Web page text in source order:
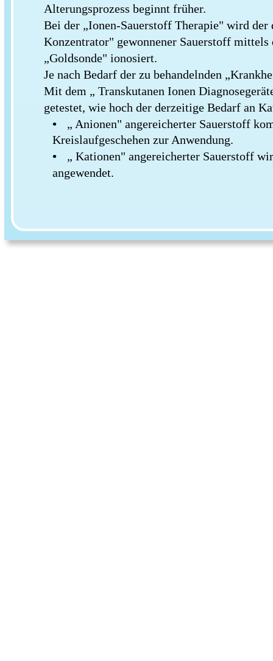
Alterungsprozess beginnt früher.
Bei der „Ionen-Sauerstoff Therapie" wird
Konzentrator" gewonnener Sauerstoff mittels
„Goldsonde" ionosiert.
Je nach Bedarf der zu behandelnden
Mit dem „ Transkutanen Ionen
getestet, wie hoch der derzeitige Bedarf an
•
„ Anionen" angereicherter Sauerstoff
Kreislaufgeschehen zur Anwendung.
•
„ Kationen" angereicherter Sauerstoff
angewendet.